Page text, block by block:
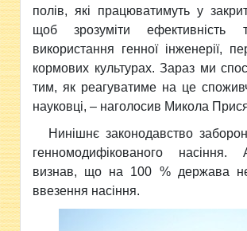
полів, які працюватимуть у
щоб зрозуміти ефективність
використання генної інженерії,
кормових культурах. Зараз ми
тим, як реагуватиме на це
науковці, – наголосив Микола
Нинішнє законодавство
генномодифікованого насіння.
визнав, що на 100 % держава не
ввезення насіння.